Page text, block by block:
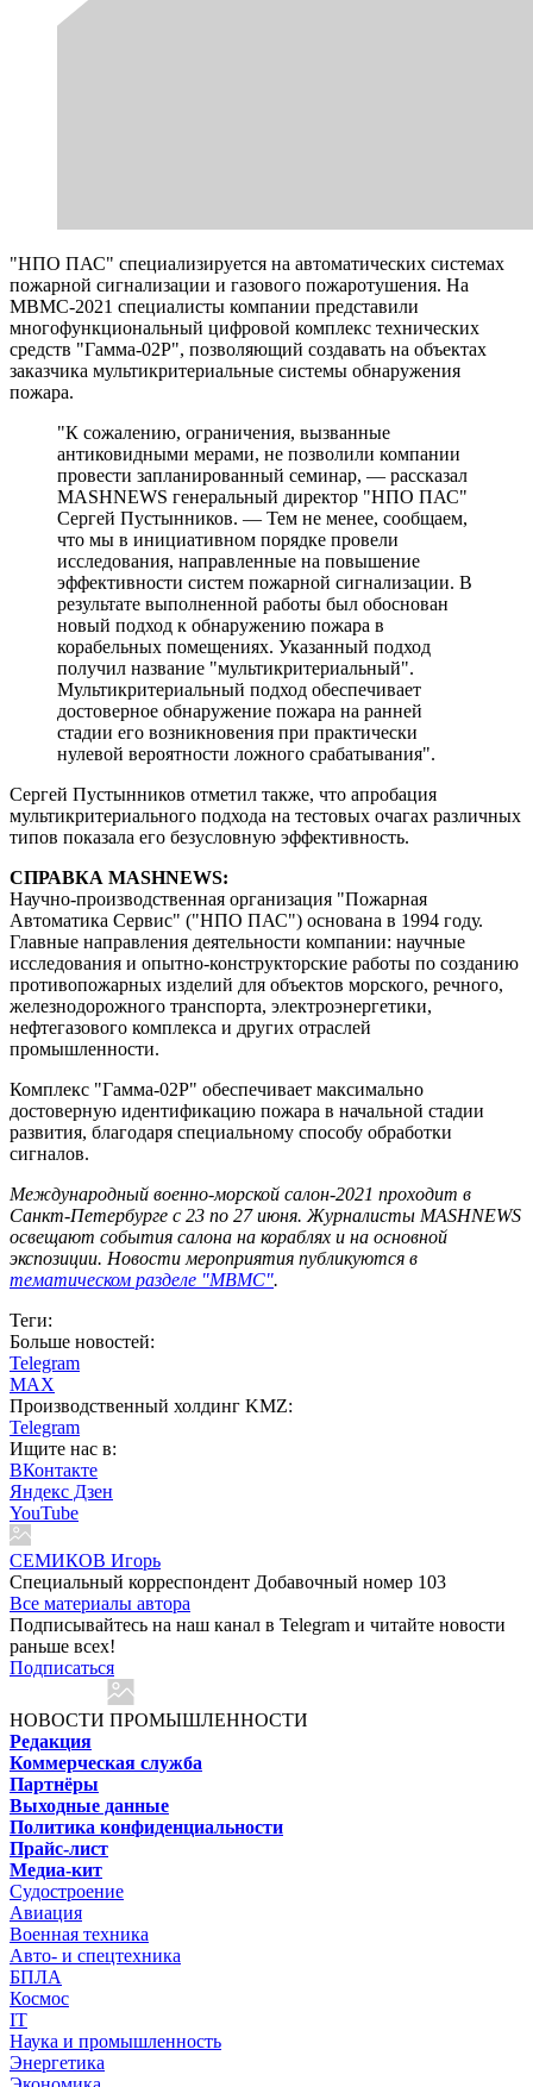
"НПО ПАС" специализируется на автоматических системах
пожарной сигнализации и газового пожаротушения. На
МВМС-2021 специалисты компании представили
многофункциональный цифровой комплекс технических
средств "Гамма-02Р", позволяющий создавать на объектах
заказчика мультикритериальные системы обнаружения
пожара.
"К сожалению, ограничения, вызванные
антиковидными мерами, не позволили компании
провести запланированный семинар, — рассказал
MASHNEWS генеральный директор "НПО ПАС"
Сергей Пустынников. — Тем не менее, сообщаем,
что мы в инициативном порядке провели
исследования, направленные на повышение
эффективности систем пожарной сигнализации. В
результате выполненной работы был обоснован
новый подход к обнаружению пожара в
корабельных помещениях. Указанный подход
получил название "мультикритериальный".
Мультикритериальный подход обеспечивает
достоверное обнаружение пожара на ранней
стадии его возникновения при практически
нулевой вероятности ложного срабатывания".
Сергей Пустынников отметил также, что апробация
мультикритериального подхода на тестовых очагах различных
типов показала его безусловную эффективность.
СПРАВКА MASHNEWS:
Научно-производственная организация "Пожарная
Автоматика Сервис" ("НПО ПАС") основана в 1994 году.
Главные направления деятельности компании: научные
исследования и опытно-конструкторские работы по созданию
противопожарных изделий для объектов морского, речного,
железнодорожного транспорта, электроэнергетики,
нефтегазового комплекса и других отраслей
промышленности.
Комплекс "Гамма-02Р" обеспечивает максимально
достоверную идентификацию пожара в начальной стадии
развития, благодаря специальному способу обработки
сигналов.
Международный военно-морской салон-2021 проходит в
Санкт-Петербурге с 23 по 27 июня. Журналисты MASHNEWS
освещают события салона на кораблях и на основной
экспозиции. Новости мероприятия публикуются в
тематическом разделе "МВМС".
Теги:
Больше новостей:
Telegram
MAX
Производственный холдинг KMZ:
Telegram
Ищите нас в:
ВКонтакте
Яндекс Дзен
YouTube
СЕМИКОВ Игорь
Специальный корреспондент Добавочный номер 103
Все материалы автора
Подписывайтесь на наш канал в Telegram и читайте новости
раньше всех!
Подписаться
НОВОСТИ ПРОМЫШЛЕННОСТИ
Редакция
Коммерческая служба
Партнёры
Выходные данные
Политика конфиденциальности
Прайс-лист
Медиа-кит
Судостроение
Авиация
Военная техника
Авто- и спецтехника
БПЛА
Космос
IT
Наука и промышленность
Энергетика